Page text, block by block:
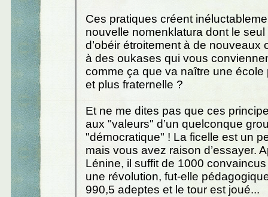
Ces pratiques créent
nouvelle nomenklatura dont le seul
d’obéir étroitement à de nouveaux
à des oukases qui vous
comme ça que va naître une école
et plus fraternelle ?
Et ne me dites pas que ces
aux "valeurs" d’un quelconque
"démocratique" ! La ficelle est un
mais vous avez raison d’essayer.
Lénine, il suffit de 1000
une révolution, fut-elle
990,5 adeptes et le tour est joué...